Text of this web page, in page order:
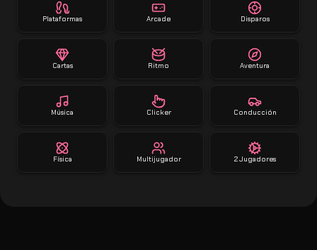
Plataformas Arcade Disparos
Cartas Ritmo Aventura
Música Clicker Conducción
Física Multijugador 2 Jugadores